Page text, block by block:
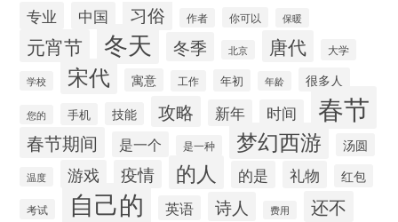
专业 中国 习俗 作者 你可以 保暖
元宵节 冬天 冬季 北京 唐代 大学
学校 宋代 寓意 工作 年初 年龄 很多人
您的 手机 技能 攻略 新年 时间 春节
春节期间 是一个 是一种 梦幻西游 汤圆
温度 游戏 疫情 的人 的是 礼物 红包
考试 自己的 英语 诗人 费用 还不